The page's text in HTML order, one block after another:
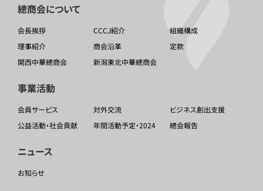
總商会について
会長挨拶 CCCJ紹介
組織構成
理事紹介
商会沿革
定款
関西中華總商会
新潟東北中華總商会
事業活動
会員サービス 対外交流
ビジネス創出支援
公益活動・社会貢献
年間活動予定・2024 總会報告
ニュース
お知らせ